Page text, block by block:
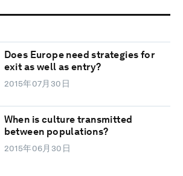
Does Europe need strategies for
exit as well as entry?
2015年07月30日
When is culture transmitted
between populations?
2015年06月30日